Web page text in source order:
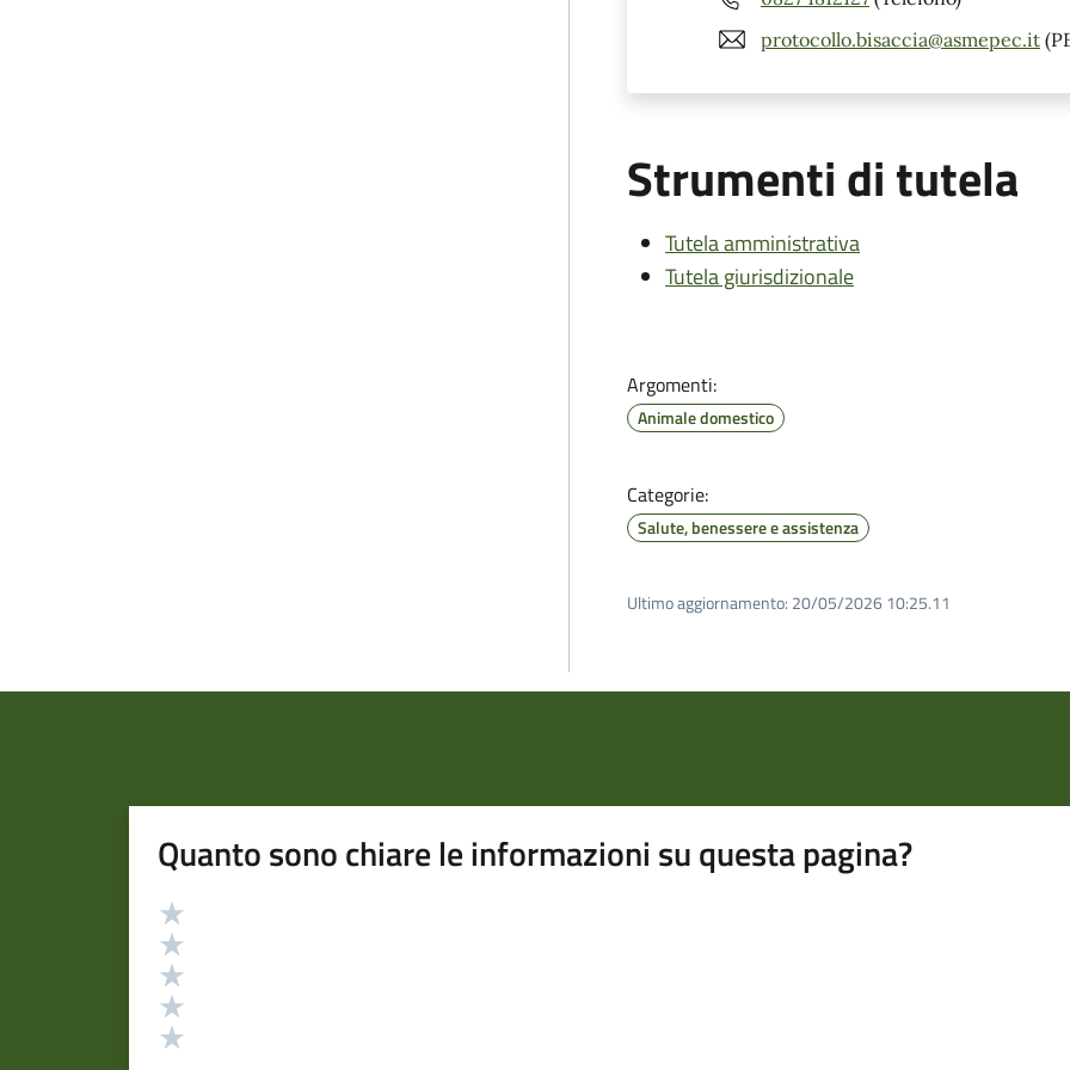
protocollo.bisaccia@asmepec.it
Strumenti di tutela
Tutela amministrativa
Tutela giurisdizionale
Argomenti:
Animale domestico
Categorie:
Salute, benessere e assistenza
Ultimo aggiornamento: 20/05/2026 10:25.11
Quanto sono chiare le informazioni su questa pagina?
Valutazione